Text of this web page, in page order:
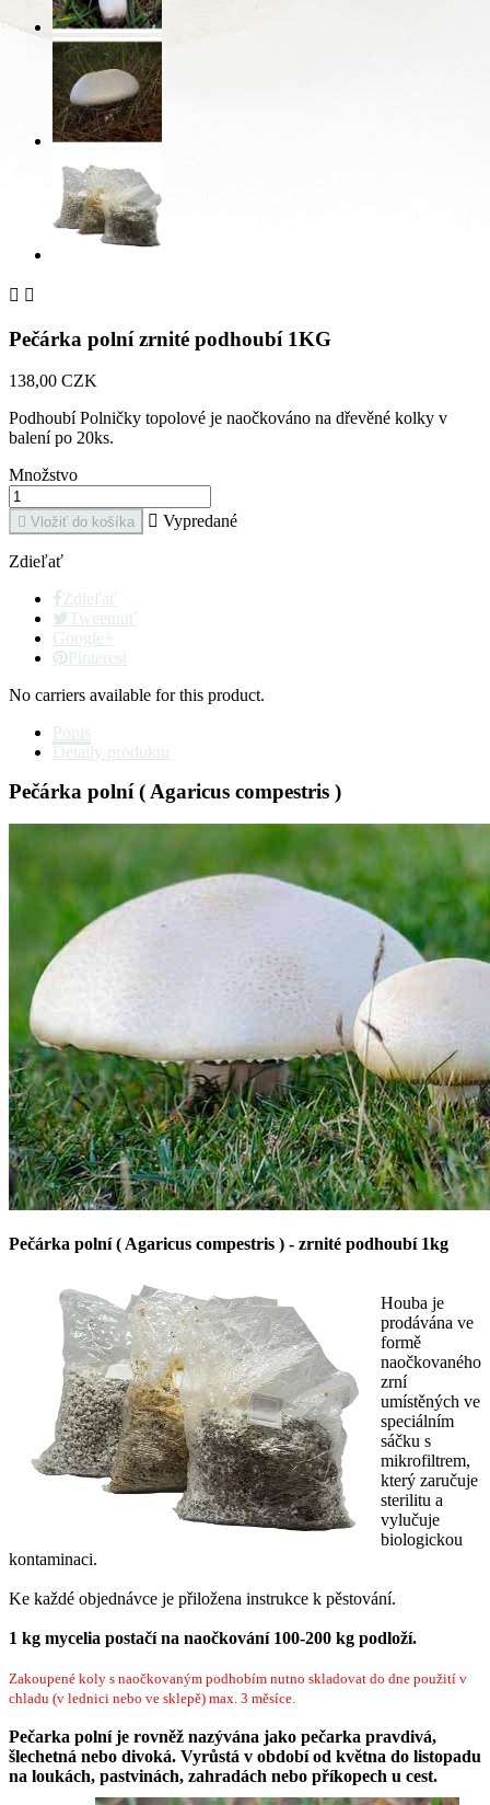
 
Pečárka polní zrnité podhoubí 1KG
138,00 CZK
Podhoubí Polničky topolové je naočkováno na dřevěné kolky v
balení po 20ks.
Množstvo
 Vložiť do košíka  Vypredané
Zdieľať
Zdieľať
Tweetnuť
Google+
Pinterest
No carriers available for this product.
Popis
Detaily produktu
Pečárka polní ( Agaricus compestris )
Pečárka polní ( Agaricus compestris ) - zrnité podhoubí 1kg
Houba je
prodávána ve
formě
naočkovaného
zrní
umístěných ve
speciálním
sáčku s
mikrofiltrem,
který zaručuje
sterilitu a
vylučuje
biologickou
kontaminaci.
Ke každé objednávce je přiložena instrukce k pěstování.
1 kg mycelia postačí na naočkování 100-200 kg podloží.
Zakoupené koly s naočkovaným podhobím nutno skladovat do dne použití v
chladu (v lednici nebo ve sklepě) max. 3 měsíce.
Pečarka polní je rovněž nazývána jako pečarka pravdivá,
šlechetná nebo divoká. Vyrůstá v období od května do listopadu
na loukách, pastvinách, zahradách nebo příkopech u cest.